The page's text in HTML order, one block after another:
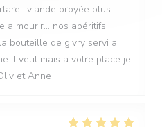
viande broyée plus
a mourir... nos apéritifs
bouteille de givry servi a
il veut mais a votre place je
et Anne